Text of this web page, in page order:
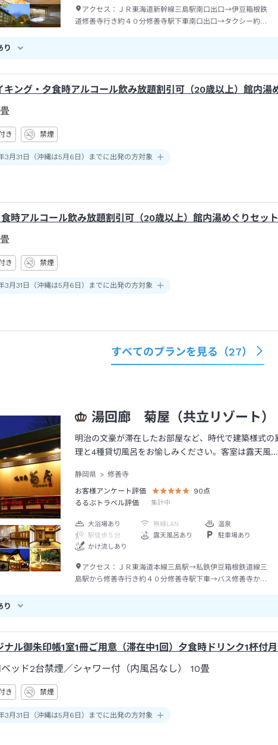
アクセス： ＪＲ東海道新幹線三島駅南口出口→伊豆箱根鉄
道修善寺行き約４０分修善寺駅下車南口出口→タクシー約７
り
キング・夕食時アルコール飲み放題割引可（20歳以上）館内湯
き 禁煙
31日（沖縄は5月6日）までに出発の方対象
時アルコール飲み放題割引可（20歳以上）館内湯めぐりセッ
き 禁煙
31日（沖縄は5月6日）までに出発の方対象
すべてのプランを見る（27）
湯回廊 菊屋（共立リゾート）
明治の文豪が滞在したお部屋など、時代で建築様式
理と4種貸切風呂をお愉しみください。客室は露天風…
静岡県
修善寺
お客様アンケート評価
90点
るるぶトラベル評価
集計中
大浴場あり 無線LAN
温泉
駅徒歩５分
露天風呂あり
駐車場あり
かけ流しあり
アクセス： ＪＲ東海道本線三島駅→私鉄伊豆箱根鉄道線三
島駅から修善寺行き約４０分修善寺駅下車→バス修善寺から
り
ナル御朱印帳1室1冊ご用意（滞在中1回）夕食時ドリンク1杯付
ッド2台禁煙／シャワー付（内風呂なし） 10畳
き 禁煙
31日（沖縄は5月6日）までに出発の方対象